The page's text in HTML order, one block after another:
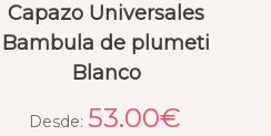
Capazo Universales
Bambula de plumeti
Blanco
Desde: 53.00€